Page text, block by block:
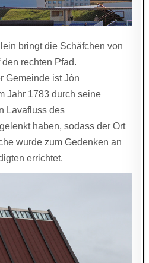
bringt die Schäfchen von
rechten Pfad.
Gemeinde ist Jón
Jahr 1783 durch seine
Lavafluss des
haben, sodass der Ort
wurde zum Gedenken an
errichtet.